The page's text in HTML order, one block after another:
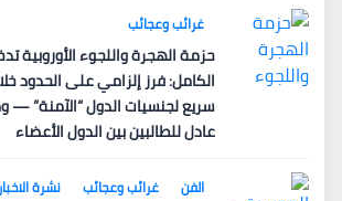
غرائب وعجائب
حزمة الهجرة واللجوء الأوروبية
سريع لجنسيات الدول “الآمنة” —
عادل للطالبين بين الدول الأعضاء
الفن غرائب وعجائب نشرة